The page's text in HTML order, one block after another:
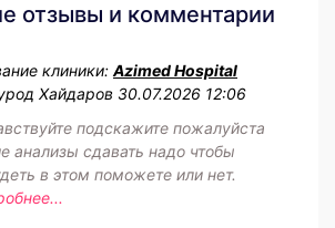
отзывы и комментарии
клиники:Azimed Hospital
Хайдаров 30.07.2026 12:06
подскажите пожалуйста
анализы сдавать надо чтобы
в этом поможете или нет.